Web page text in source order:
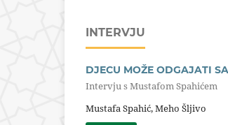
INTERVJU
DJECU MOŽE ODGAJATI
Intervju s Mustafom Spahićem
Mustafa Spahić, Meho Šljivo